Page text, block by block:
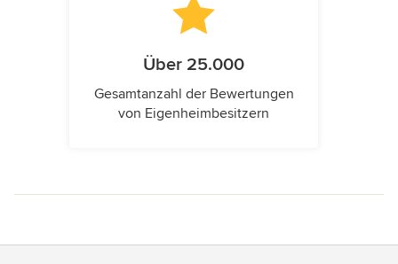
Über 25.000
Gesamtanzahl der Bewertungen
von Eigenheimbesitzern